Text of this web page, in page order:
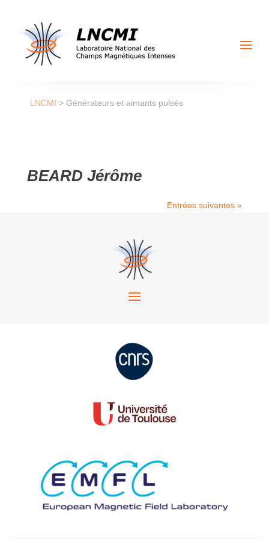
a
LNCMI > Générateurs et aimants pulsés
BEARD Jérôme
Entrées suivantes »